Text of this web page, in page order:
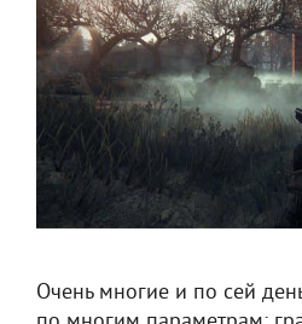
Очень многие и по сей